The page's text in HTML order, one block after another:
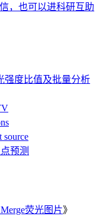
，也可以进科研互助
强度比值及批量分析
预测
荧光图片》